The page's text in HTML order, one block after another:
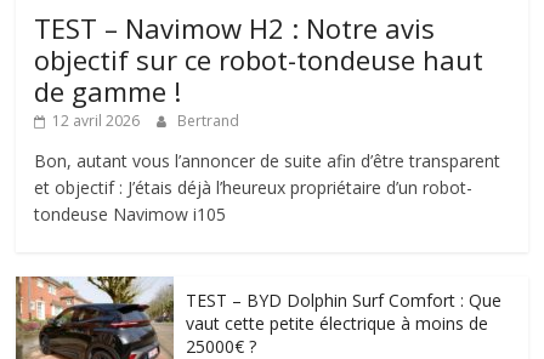
TEST – Navimow H2 : Notre avis
objectif sur ce robot-tondeuse haut
de gamme !
12 avril 2026 Bertrand
Bon, autant vous l’annoncer de suite afin d’être transparent
et objectif : J’étais déjà l’heureux propriétaire d’un robot-
tondeuse Navimow i105
TEST – BYD Dolphin Surf Comfort : Que
vaut cette petite électrique à moins de
25000€ ?